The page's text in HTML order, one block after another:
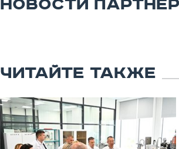
НОВОСТИ
ЧИТАЙТЕ ТАКЖЕ